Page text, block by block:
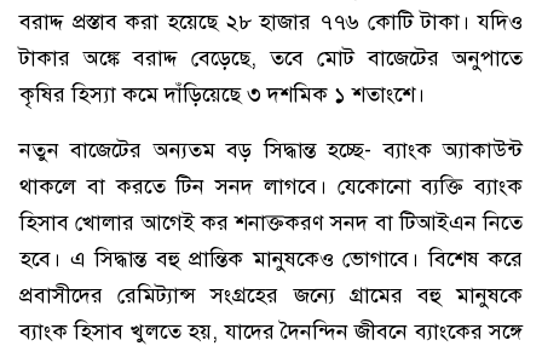
বরাদ্দ প্রস্তাব করা হয়েছে ২৮ হাজার ৭৭৬ কোটি টাকা। যদিও
টাকার অঙ্কে বরাদ্দ বেড়েছে, তবে মোট বাজেটের অনুপাতে
কৃষির হিস্যা কমে দাঁড়িয়েছে ৩ দশমিক ১ শতাংশে।
নতুন বাজেটের অন্যতম বড় সিদ্ধান্ত হচ্ছে- ব্যাংক অ্যাকাউন্ট
থাকলে বা করতে টিন সনদ লাগবে। যেকোনো ব্যক্তি ব্যাংক
হিসাব খোলার আগেই কর শনাক্তকরণ সনদ বা টিআইএন নিতে
হবে। এ সিদ্ধান্ত বহু প্রান্তিক মানুষকেও ভোগাবে। বিশেষ করে
প্রবাসীদের রেমিট্যান্স সংগ্রহের জন্যে গ্রামের বহু মানুষকে
ব্যাংক হিসাব খুলতে হয়, যাদের দৈনন্দিন জীবনে ব্যাংকের সঙ্গে